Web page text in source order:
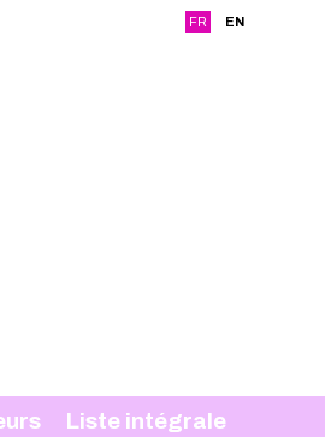
FR EN
Liste intégrale